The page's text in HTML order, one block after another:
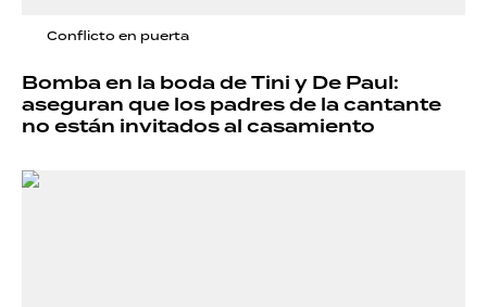
Conflicto en puerta
Bomba en la boda de Tini y De Paul:
aseguran que los padres de la cantante
no están invitados al casamiento